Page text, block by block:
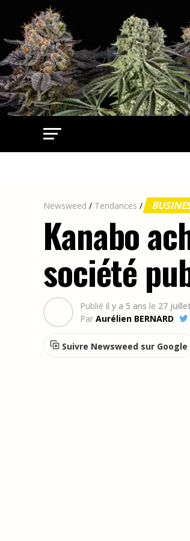
Newsweed / Tendances /
Kanabo
société
Publié il y a 5 ans le 27
Par Aurélien BERNARD
Suivre Newsweed sur Google